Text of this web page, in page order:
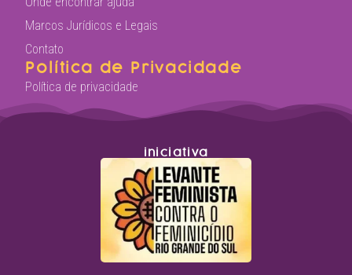
Marcos Jurídicos e Legais
Contato
Política de Privacidade
Política de privacidade
iniciativa